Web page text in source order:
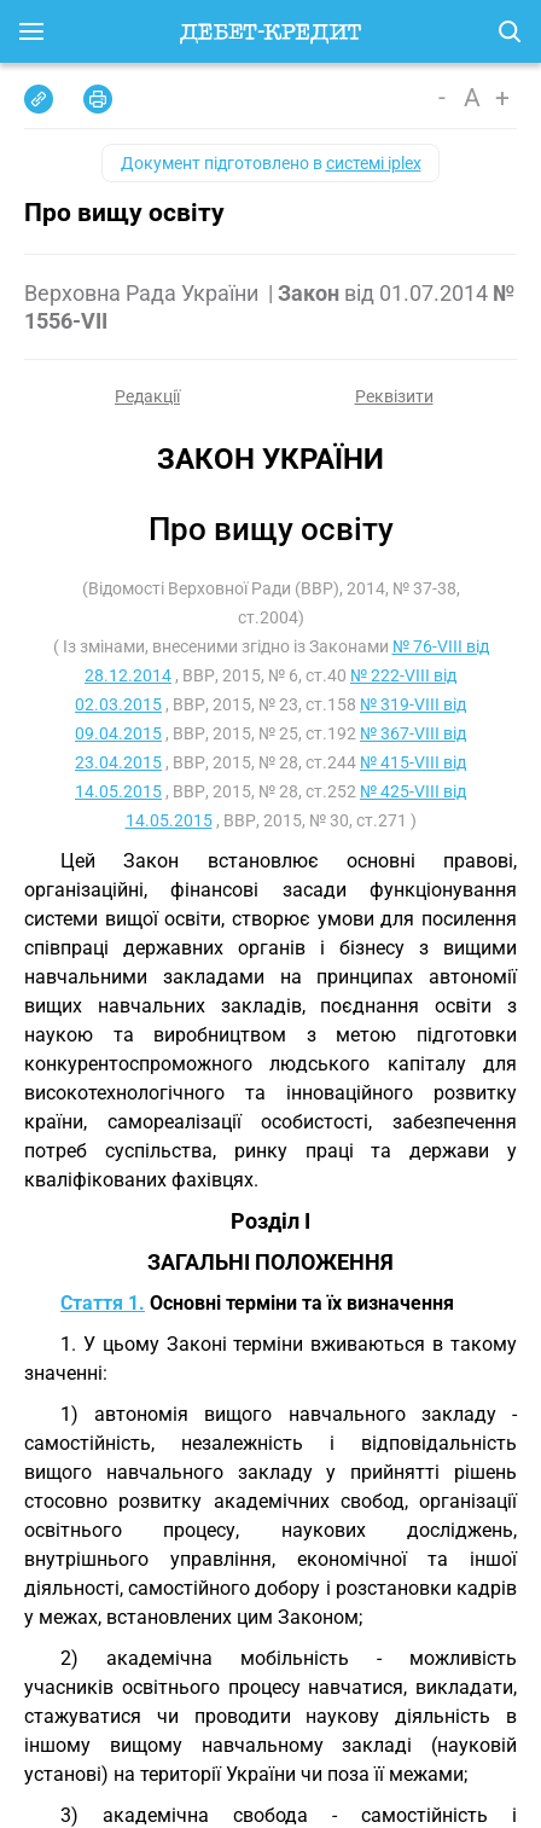
- A +
Документ підготовлено всистемі iplex
Про вищу освіту
Верховна Рада України | Закон від 01.07.2014 №
1556-VII
Редакції Реквізити
ЗАКОН УКРАЇНИ
Про вищу освіту
(Відомості Верховної Ради (ВВР), 2014, № 37-38,
ст.2004)
( Із змінами, внесеними згідно із Законами № 76-VIII від
28.12.2014 , ВВР, 2015, № 6, ст.40 № 222-VIII від
02.03.2015 , ВВР, 2015, № 23, ст.158 № 319-VIII від
09.04.2015 , ВВР, 2015, № 25, ст.192 № 367-VIII від
23.04.2015 , ВВР, 2015, № 28, ст.244 № 415-VIII від
14.05.2015 , ВВР, 2015, № 28, ст.252 № 425-VIII від
14.05.2015, ВВР, 2015, № 30, ст.271 )
Цей Закон встановлює основні правові,
організаційні, фінансові засади функціонування
системи вищої освіти, створює умови для посилення
співпраці державних органів і бізнесу з вищими
навчальними закладами на принципах автономії
вищих навчальних закладів, поєднання освіти з
наукою та виробництвом з метою підготовки
конкурентоспроможного людського капіталу для
високотехнологічного та інноваційного розвитку
країни, самореалізації особистості, забезпечення
потреб суспільства, ринку праці та держави у
кваліфікованих фахівцях.
Розділ I
ЗАГАЛЬНІ ПОЛОЖЕННЯ
Стаття 1. Основні терміни та їх визначення
1. У цьому Законі терміни вживаються в такому
значенні:
1) автономія вищого навчального закладу -
самостійність, незалежність і відповідальність
вищого навчального закладу у прийнятті рішень
стосовно розвитку академічних свобод, організації
освітнього процесу, наукових досліджень,
внутрішнього управління, економічної та іншої
діяльності, самостійного добору і розстановки кадрів
у межах, встановлених цим Законом;
2) академічна мобільність - можливість
учасників освітнього процесу навчатися, викладати,
стажуватися чи проводити наукову діяльність в
іншому вищому навчальному закладі (науковій
установі) на території України чи поза її межами;
3) академічна свобода - самостійність і